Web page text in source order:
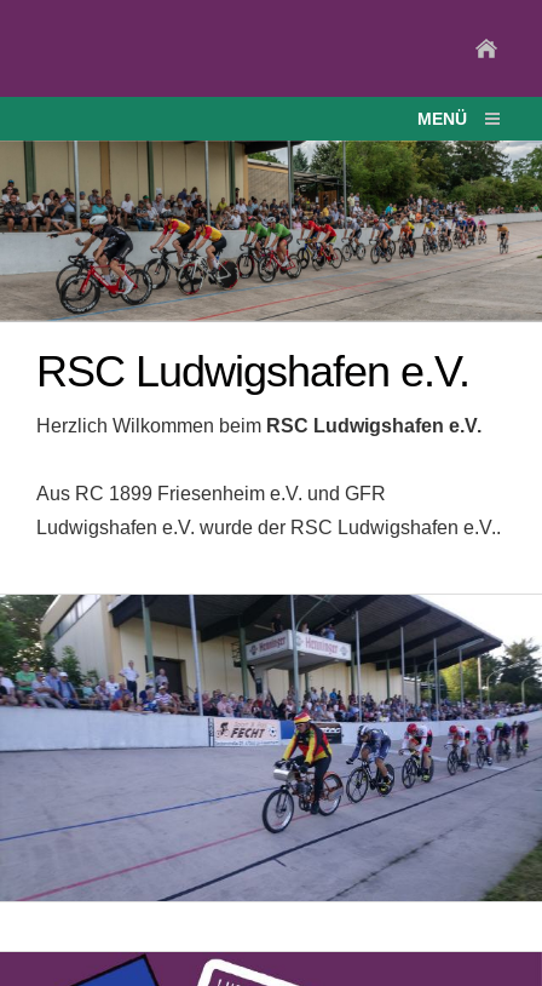
MENÜ
RSC Ludwigshafen e.V.
Herzlich Wilkommen beim RSC Ludwigshafen e.V.
Aus RC 1899 Friesenheim e.V. und GFR
Ludwigshafen e.V. wurde der RSC Ludwigshafen e.V..